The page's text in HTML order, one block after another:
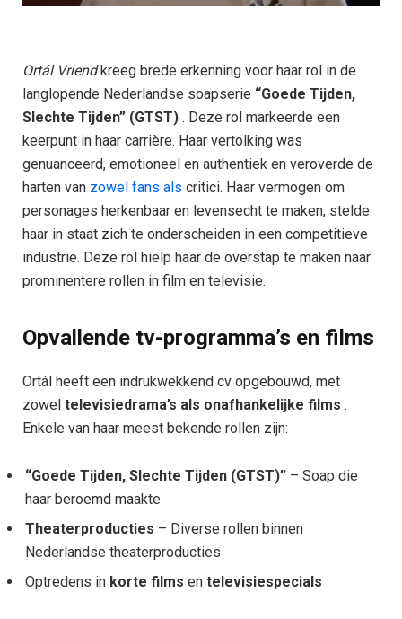
Ortál Vriendkreeg brede erkenning voor haar rol in de
langlopende Nederlandse soapserie “Goede Tijden,
Slechte Tijden” (GTST) . Deze rol markeerde een
keerpunt in haar carrière. Haar vertolking was
genuanceerd, emotioneel en authentiek en veroverde de
harten van zowel fans als critici. Haar vermogen om
personages herkenbaar en levensecht te maken, stelde
haar in staat zich te onderscheiden in een competitieve
industrie. Deze rol hielp haar de overstap te maken naar
prominentere rollen in film en televisie.
Opvallende tv-programma’s en films
Ortál heeft een indrukwekkend cv opgebouwd, met
zowel televisiedrama’s als onafhankelijke films .
Enkele van haar meest bekende rollen zijn:
“Goede Tijden, Slechte Tijden (GTST)” – Soap die
haar beroemd maakte
Theaterproducties – Diverse rollen binnen
Nederlandse theaterproducties
Optredens in korte films en televisiespecials